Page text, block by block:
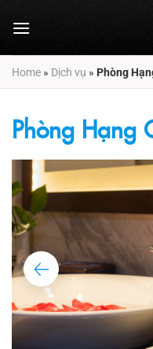
đến
dungHome » Dịch vụ » Phòng
Phòng Hạng